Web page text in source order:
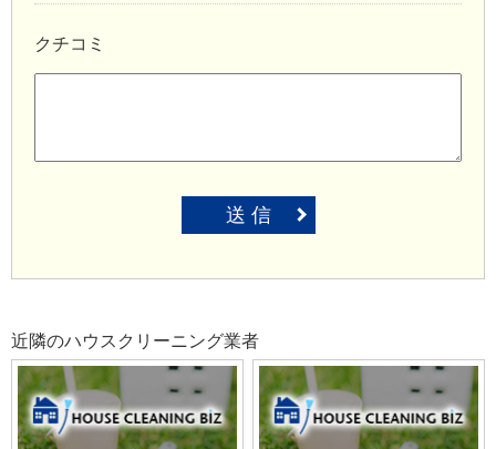
クチコミ
送 信
近隣のハウスクリーニング業者